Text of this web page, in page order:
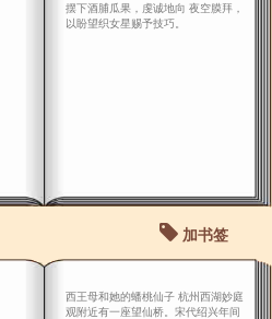
摆下酒脯瓜果，虔诚地向 夜空膜拜，
以盼望织女星赐予技巧。
加书签
西王母和她的蟠桃仙子 杭州西湖妙庭
观附近有一座望仙桥。宋代绍兴年间